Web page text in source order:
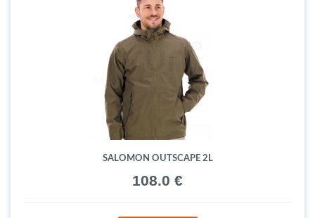
SALOMON OUTSCAPE 2L
108.0 €